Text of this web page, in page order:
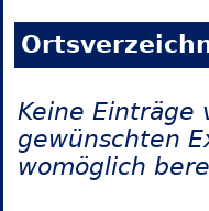
Keine Einträge
gewünschten
womöglich